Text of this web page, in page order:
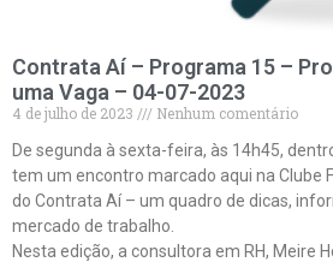
Contrata Aí – Programa 15 –
uma Vaga – 04-07-2023
4 de julho de 2023
Nenhum comentário
De segunda à sexta-feira, às 14h45,
tem um encontro marcado aqui na Clube
do Contrata Aí – um quadro de dicas,
mercado de trabalho.
Nesta edição, a consultora em RH, Meire